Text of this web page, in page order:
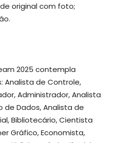
original com foto;
2025 contempla
Analista de Controle,
Administrador, Analista
de Dados, Analista de
Bibliotecário, Cientista
Gráfico, Economista,